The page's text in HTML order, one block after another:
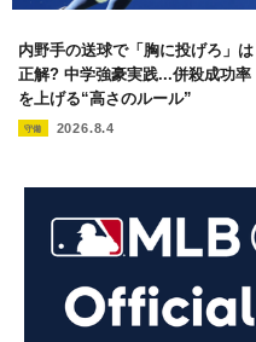
内野手の送球で「胸に投げろ」は
正解? 中学強豪実践...併殺成功率
を上げる“高さのルール”
守備 2026.8.4